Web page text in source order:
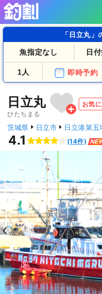
「日立丸
魚指定なし 日
1人 即時予約
日立丸
ひたちまる
お気
茨城県 日立市 日立港第五
4.1 (14件)